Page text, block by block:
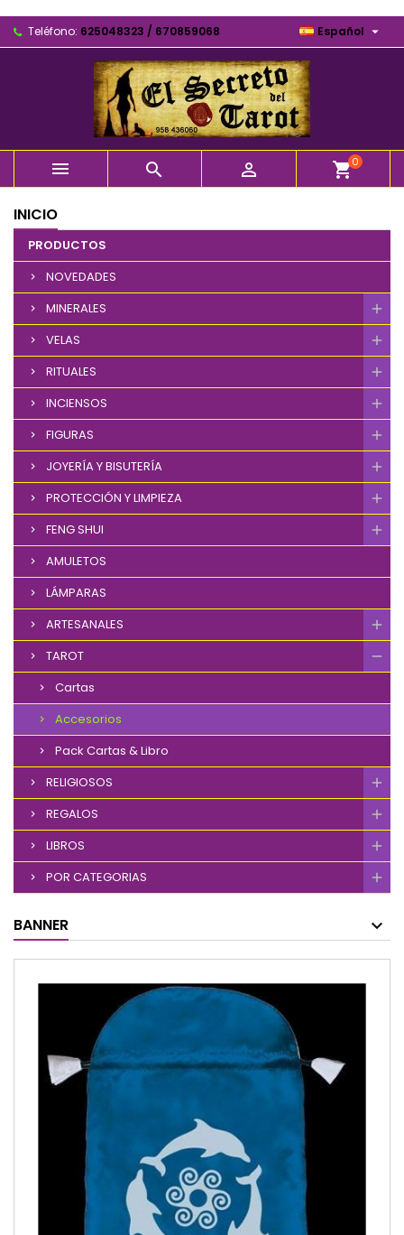
Teléfono: 625048323 / 670859068 Español 
   shopping_cart0
INICIO
PRODUCTOS
NOVEDADES
MINERALES
VELAS
RITUALES
INCIENSOS
FIGURAS
JOYERÍA Y BISUTERÍA
PROTECCIÓN Y LIMPIEZA
FENG SHUI
AMULETOS
LÁMPARAS
ARTESANALES
TAROT
Cartas
Accesorios
Pack Cartas & Libro
RELIGIOSOS
REGALOS
LIBROS
POR CATEGORIAS
BANNER